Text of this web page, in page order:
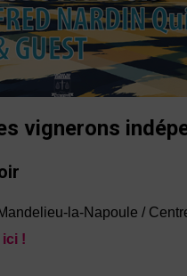
vignerons
la-Napoule /
!